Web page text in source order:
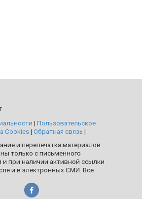
| Пользовательское
Cookies| Обратная связь |
и перепечатка материалов
только с письменного
при наличии активной ссылки
и в электронных СМИ. Все